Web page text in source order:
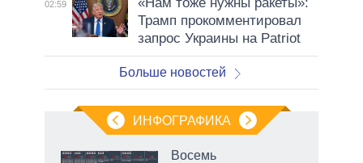
02:59
Трамп прокомментировал
запрос Украины на Patriot
Больше новостей
ИНФОГРАФИКА
Восемь